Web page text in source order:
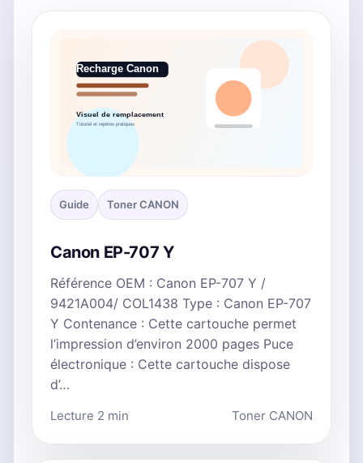
Guide Toner CANON
Canon EP-707 Y
Référence OEM : Canon EP-707 Y /
9421A004/ COL1438 Type : Canon EP-707
Y Contenance : Cette cartouche permet
l’impression d’environ 2000 pages Puce
électronique : Cette cartouche dispose
d’…
Lecture 2 min Toner CANON